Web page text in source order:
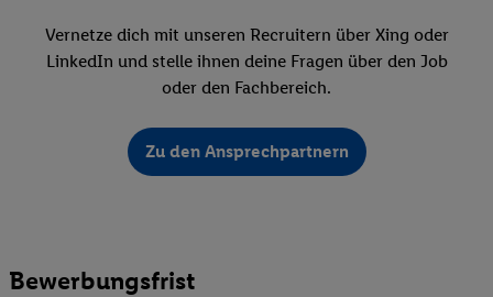
Vernetze dich mit unseren Recruitern über Xing oder
LinkedIn und stelle ihnen deine Fragen über den Job
oder den Fachbereich.
Zu den Ansprechpartnern
Bewerbungsfrist